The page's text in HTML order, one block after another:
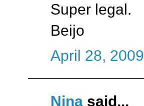
Super legal.
Beijo
April 28, 2009
Nina said...